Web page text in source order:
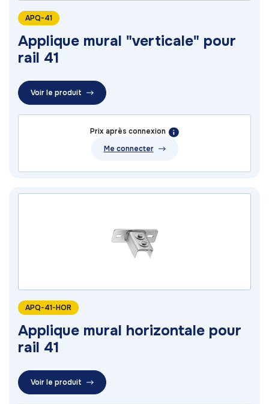
APQ-41
Applique mural "verticale" pour
rail 41
Voir le produit
Prix après connexion
Me connecter
APQ-41-HOR
Applique mural horizontale pour
rail 41
Voir le produit